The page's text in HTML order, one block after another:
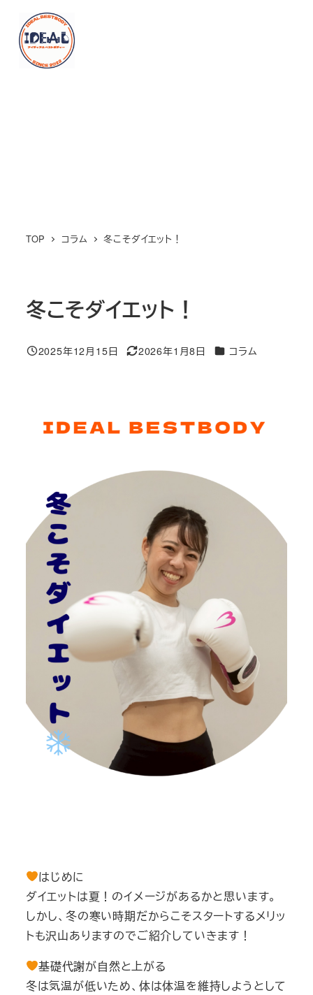
TOP コラム 冬こそダイエット！
冬こそダイエット！
投稿日
2025年12月15日
更新日
2026年1月8日 カテゴリー
コラム
はじめに
ダイエットは夏！のイメージがあるかと思います。
しかし、冬の寒い時期だからこそスタートするメリッ
トも沢山ありますのでご紹介していきます！
基礎代謝が自然と上がる
冬は気温が低いため、体は体温を維持しようとして